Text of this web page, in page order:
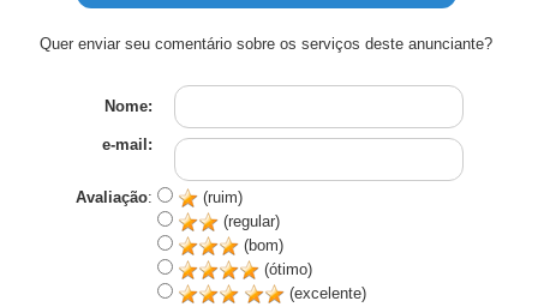
Quer enviar seu comentário sobre os serviços deste anunciante?
Nome:
e-mail:
Avaliação:
(ruim)
(regular)
(bom)
(ótimo)
(excelente)